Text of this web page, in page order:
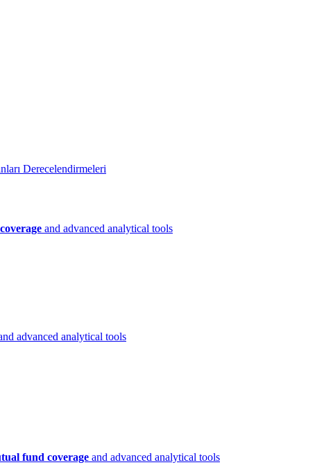
Derecelendirmeleri
and advanced analytical tools
advanced analytical tools
fund coverage and advanced analytical tools